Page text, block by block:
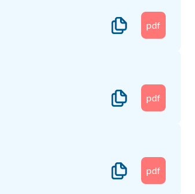
pdf
pdf
pdf